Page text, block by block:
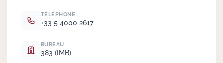
TÉLÉPHONE
+33 5 4000 2617
BUREAU
383 (IMB)